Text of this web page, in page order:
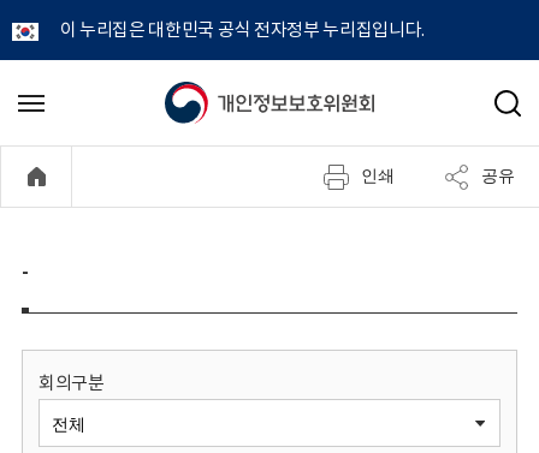
이 누리집은 대한민국 공식 전자정부 누리집입니다.
개
정
보
메
기
검
인쇄 공유
-
회의구분